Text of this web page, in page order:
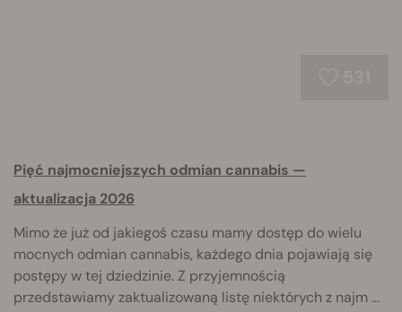
Pięć najmocniejszych odmian cannabis —
aktualizacja 2026
Mimo że już od jakiegoś czasu mamy dostęp do wielu
mocnych odmian cannabis, każdego dnia pojawiają się
postępy w tej dziedzinie. Z przyjemnością
przedstawiamy zaktualizowaną listę niektórych z najm ...